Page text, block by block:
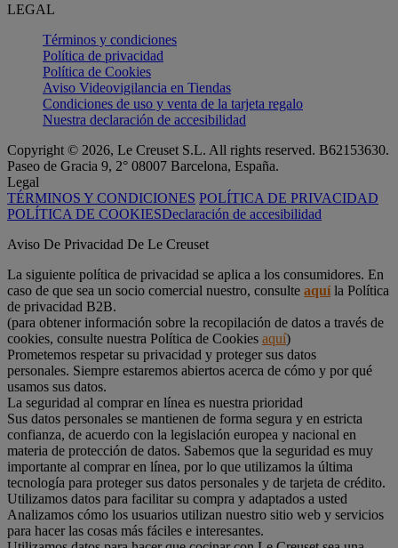
LEGAL
Términos y condiciones
Política de privacidad
Política de Cookies
Aviso Videovigilancia en Tiendas
Condiciones de uso y venta de la tarjeta regalo
Nuestra declaración de accesibilidad
Copyright © 2026, Le Creuset S.L. All rights reserved. B62153630.
Paseo de Gracia 9, 2° 08007 Barcelona, España.
Legal
TÉRMINOS Y CONDICIONES POLÍTICA DE PRIVACIDAD
POLÍTICA DE COOKIESDeclaración de accesibilidad
Aviso De Privacidad De Le Creuset
La siguiente política de privacidad se aplica a los consumidores. En
caso de que sea un socio comercial nuestro, consulte aquíla Política
de privacidad B2B.
(para obtener información sobre la recopilación de datos a través de
cookies, consulte nuestra Política de Cookies aquí)
Prometemos respetar su privacidad y proteger sus datos
personales. Siempre estaremos abiertos acerca de cómo y por qué
usamos sus datos.
La seguridad al comprar en línea es nuestra prioridad
Sus datos personales se mantienen de forma segura y en estricta
confianza, de acuerdo con la legislación europea y nacional en
materia de protección de datos. Sabemos que la seguridad es muy
importante al comprar en línea, por lo que utilizamos la última
tecnología para proteger sus datos personales y de tarjeta de crédito.
Utilizamos datos para facilitar su compra y adaptados a usted
Analizamos cómo los usuarios utilizan nuestro sitio web y servicios
para hacer las cosas más fáciles e interesantes.